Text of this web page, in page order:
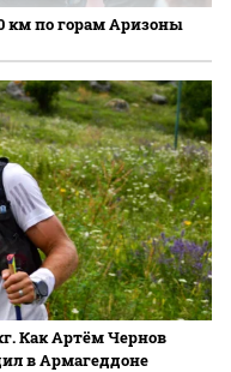
км по горам Аризоны
Как Артём Чернов
в Армагеддоне